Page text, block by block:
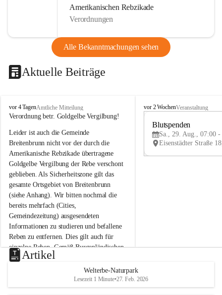
Amerikanischen Rebzikade
Verordnungen
Alle Bekanntmachungen sehen
Aktuelle Beiträge
B
r
i
t
e
n
b
r
u
n
n
a
m
N
e
u
s
d
vor 4 TagenAmtliche Mitteilung
Verordnung betr. Goldgelbe Vergilbung!
Leider ist auch die Gemeinde
Breitenbrunn nicht vor der durch die
Amerikanische Rebzikade übertragene
Goldgelbe Vergilbung der Rebe verschont
geblieben. Als Sicherheitszone gilt das
gesamte Ortsgebiet von Breitenbrunn
(siehe Anhang). Wir bitten nochmal die
bereits mehrfach (Cities,
Gemeindezeitung) ausgesendeten
Informationen zu studieren und befallene
Reben zu entfernen. Dies gilt auch für
einzelne Reben. Gemäß Burgenländischen
Weinbaugesetz sind nicht gepflegte oder
unzulässige Weingärten zu roden! Bitte
helfen wir zusammen um unsere Winzer
vor den prognostizierten Ernteausfällen
B
e
u
e
d
vor 2 WochenVeranstaltung
Blutspenden
Sa., 29. Aug., 07:00 -
Artikel
Welterbe-Naturpark
Lesezeit 1 Minute•27. Feb. 2026